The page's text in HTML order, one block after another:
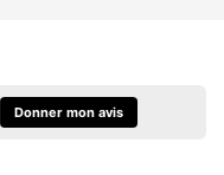
Donner mon avis